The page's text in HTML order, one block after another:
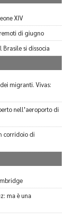
XIV
di giugno
si dissocia
migranti. Vivas:
nell’aeroporto di
corridoio di
ma è una